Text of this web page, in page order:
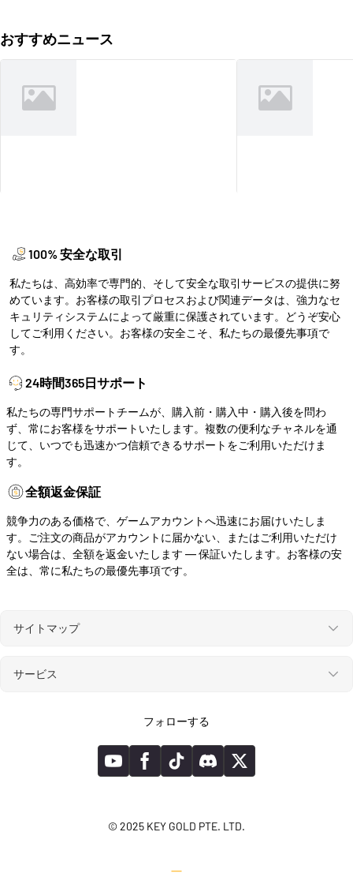
おすすめニュース
は
の
ゲ
ー
な
か？
ス
り
な
い
原
み
解
説
100% 安全な取引
私たちは、高効率で専門的、そして安全な取引サービスの提供に努
めています。お客様の取引プロセスおよび関連データは、強力なセ
キュリティシステムによって厳重に保護されています。どうぞ安心
してご利用ください。お客様の安全こそ、私たちの最優先事項で
す。
24時間365日サポート
私たちの専門サポートチームが、購入前・購入中・購入後を問わ
ず、常にお客様をサポートいたします。複数の便利なチャネルを通
じて、いつでも迅速かつ信頼できるサポートをご利用いただけま
す。
全額返金保証
競争力のある価格で、ゲームアカウントへ迅速にお届けいたしま
す。ご注文の商品がアカウントに届かない、またはご利用いただけ
ない場合は、全額を返金いたします ― 保証いたします。お客様の安
全は、常に私たちの最優先事項です。
サイトマップ
サービス
フォローする
© 2025 KEY GOLD PTE. LTD.